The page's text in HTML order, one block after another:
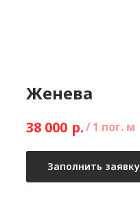
Женева
38 000 р./1 пог. м
Заполнить заявку